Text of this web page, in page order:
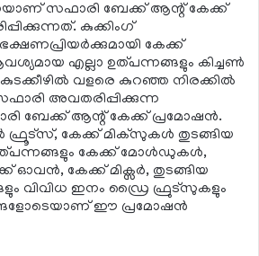
സഫാരി ബേക്ക് ആന്റ് കേക്ക്
കുക്കിംഗ്
കേക്ക്
എല്ലാ ഉത്പന്നങ്ങളും കിച്ചണ്‍
വളരെ കുറഞ്ഞ നിരക്കില്‍
അവതരിപ്പിക്കുന്ന
ബേക്ക് ആന്റ് കേക്ക് പ്രമോഷന്‍.
ഫ്രൂട്സ്, കേക്ക് മിക്സുകള്‍ തുടങ്ങിയ
കേക്ക് മോള്‍ഡുകള്‍,
ഓവന്‍, കേക്ക് മിക്സര്‍, തുടങ്ങിയ
വിവിധ ഇനം ഡ്രൈ ഫ്രുട്സുകളും
ഈ പ്രമോഷന്‍